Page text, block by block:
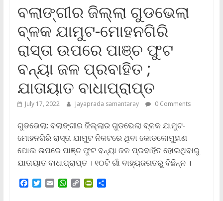
ବଲାଙ୍ଗୀର ଜିଲ୍ଲା ଗୁଡଭେଲା
ବ୍ଳକ ଯାମୁଟ-ମୋହନଗିରି
ରାସ୍ତା ଉପରେ ପାଞ୍ଚ ଫୁଟ
ବନ୍ୟା ଜଳ ପ୍ରବାହିତ ;
ଯାତାୟାତ ବାଧାପ୍ରାପ୍ତ
July 17, 2022 Jayaprada samantaray 0 Comments
ଗୁଡଭେଲା: ବଲାଙ୍ଗୀର ଜିଲ୍ଲାର ଗୁଡଭେଲା ବ୍ଳକ ଯାମୁଟ-
ମୋହନଗିରି ରାସ୍ତା ଯାମୁଟ ନିକଟରେ ଥିବା କୋତକୋମୁହାଣ
ପୋଲ ଉପରେ ପାଞ୍ଚ ଫୁଟ ବନ୍ୟା ଜଳ ପ୍ରବାହିତ ହୋଇଥିବାରୁ
ଯାତାୟାତ ବାଧାପ୍ରାପ୍ତ । ୧୦ଟି ଗାଁ ବାହ୍ୟଜଗତରୁ ବିଛିନ୍ନ ।
F
T
E
W C
P
S